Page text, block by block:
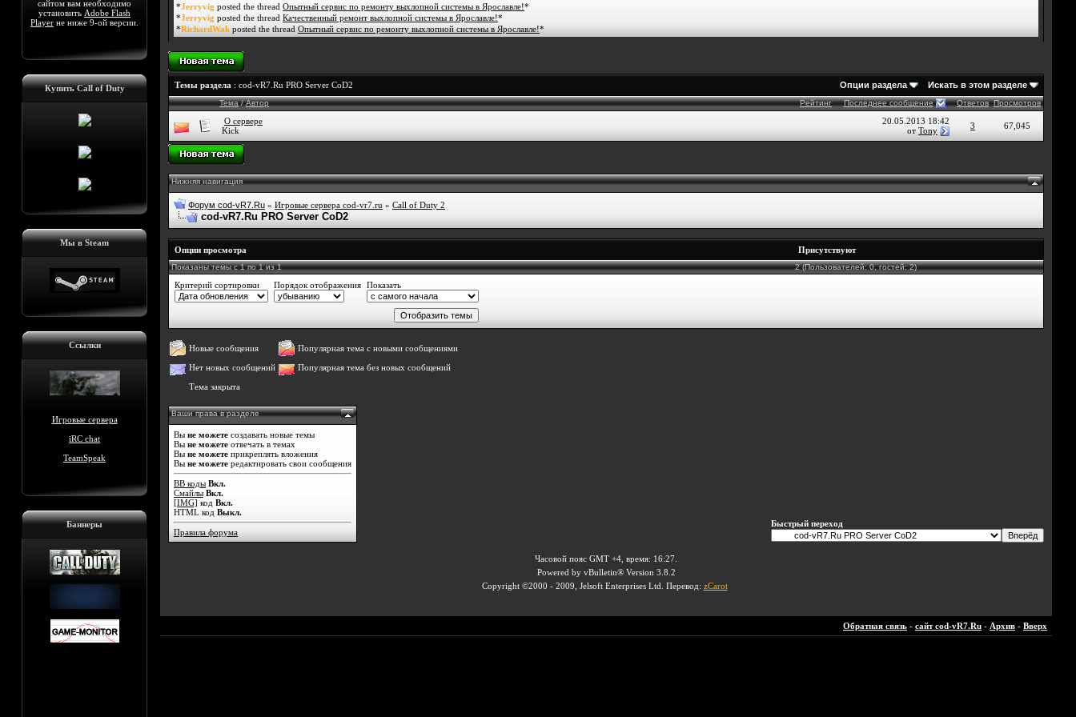
сайтом вам необходимо
установить Adobe Flash
Player не ниже 9-ой версии.
Купить Call of Duty
Мы в Steam
Ссылки
Игровые сервера
iRC chat
TeamSpeak
Баннеры
*Jerryvig posted the thread Опытный сервис по ремонту выхлопной системы в Ярославле!*
*Jerryvig posted the thread Качественный ремонт выхлопной системы в Ярославле!*
*RichardWak posted the thread Опытный сервис по ремонту выхлопной системы в Ярославле!*
Темы раздела : cod-vR7.Ru PRO Server CoD2 Опции раздела Искать в этом разделе
Рейтинг
Тема/Автор Последнее сообщение Ответов Просмотров
О сервере
Kick
20.05.2013 18:42
от Tony 3 67,045
Нижняя навигация
Форум cod-vR7.Ru » Игровые сервера cod-vr7.ru » Call of Duty 2
cod-vR7.Ru PRO Server CoD2
Опции просмотра Присутствуют
Показаны темы с 1 по 1 из 1 2 (Пользователей: 0, гостей: 2)
Критерий сортировки Порядок отображения Показать
Новые сообщения
Популярная тема с новыми сообщениями
Нет новых сообщений
Популярная тема без новых сообщений
Тема закрыта
Ваши права в разделе
Вы не можете создавать новые темы
Вы не можете отвечать в темах
Вы не можете прикреплять вложения
Вы не можете редактировать свои сообщения
BB коды Вкл.
Смайлы Вкл.
[IMG] код Вкл.
HTML код Выкл.
Правила форума
Быстрый переход
Часовой пояс GMT +4, время: 16:27
Powered by vBulletin® Version 3.8.2
Copyright ©2000 - 2009, Jelsoft Enterprises Ltd. Перевод: zCarot
Обратная связь - сайт cod-vR7.Ru - Архив - Вверх